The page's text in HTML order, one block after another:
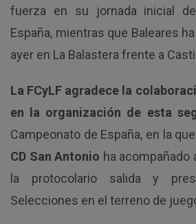
fuerza en su jornada inicial
España, mientras que Baleares
ayer en La Balastera frente a
La FCyLF agradece la
en la organización de esta
Campeonato de España, en la que
CD San Antonio ha
la protocolario salida y
Selecciones en el terreno de